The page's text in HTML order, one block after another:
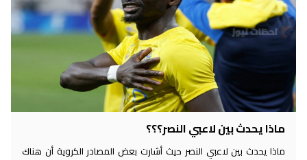
ماذا يحدث بين لاعبي النصر؟؟؟
ماذا يحدث بين لاعبي النصر حيث أشارت بعض المصادر الكروية أن هناك